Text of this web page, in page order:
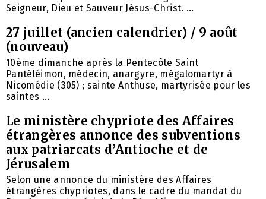
Seigneur, Dieu et Sauveur Jésus-Christ. ...
27 juillet (ancien calendrier) / 9 août
(nouveau)
10ème dimanche après la Pentecôte Saint
Pantéléimon, médecin, anargyre, mégalomartyr à
Nicomédie (305) ; sainte Anthuse, martyrisée pour les
saintes ...
Le ministère chypriote des Affaires
étrangères annonce des subventions
aux patriarcats d’Antioche et de
Jérusalem
Selon une annonce du ministère des Affaires
étrangères chypriotes, dans le cadre du mandat du